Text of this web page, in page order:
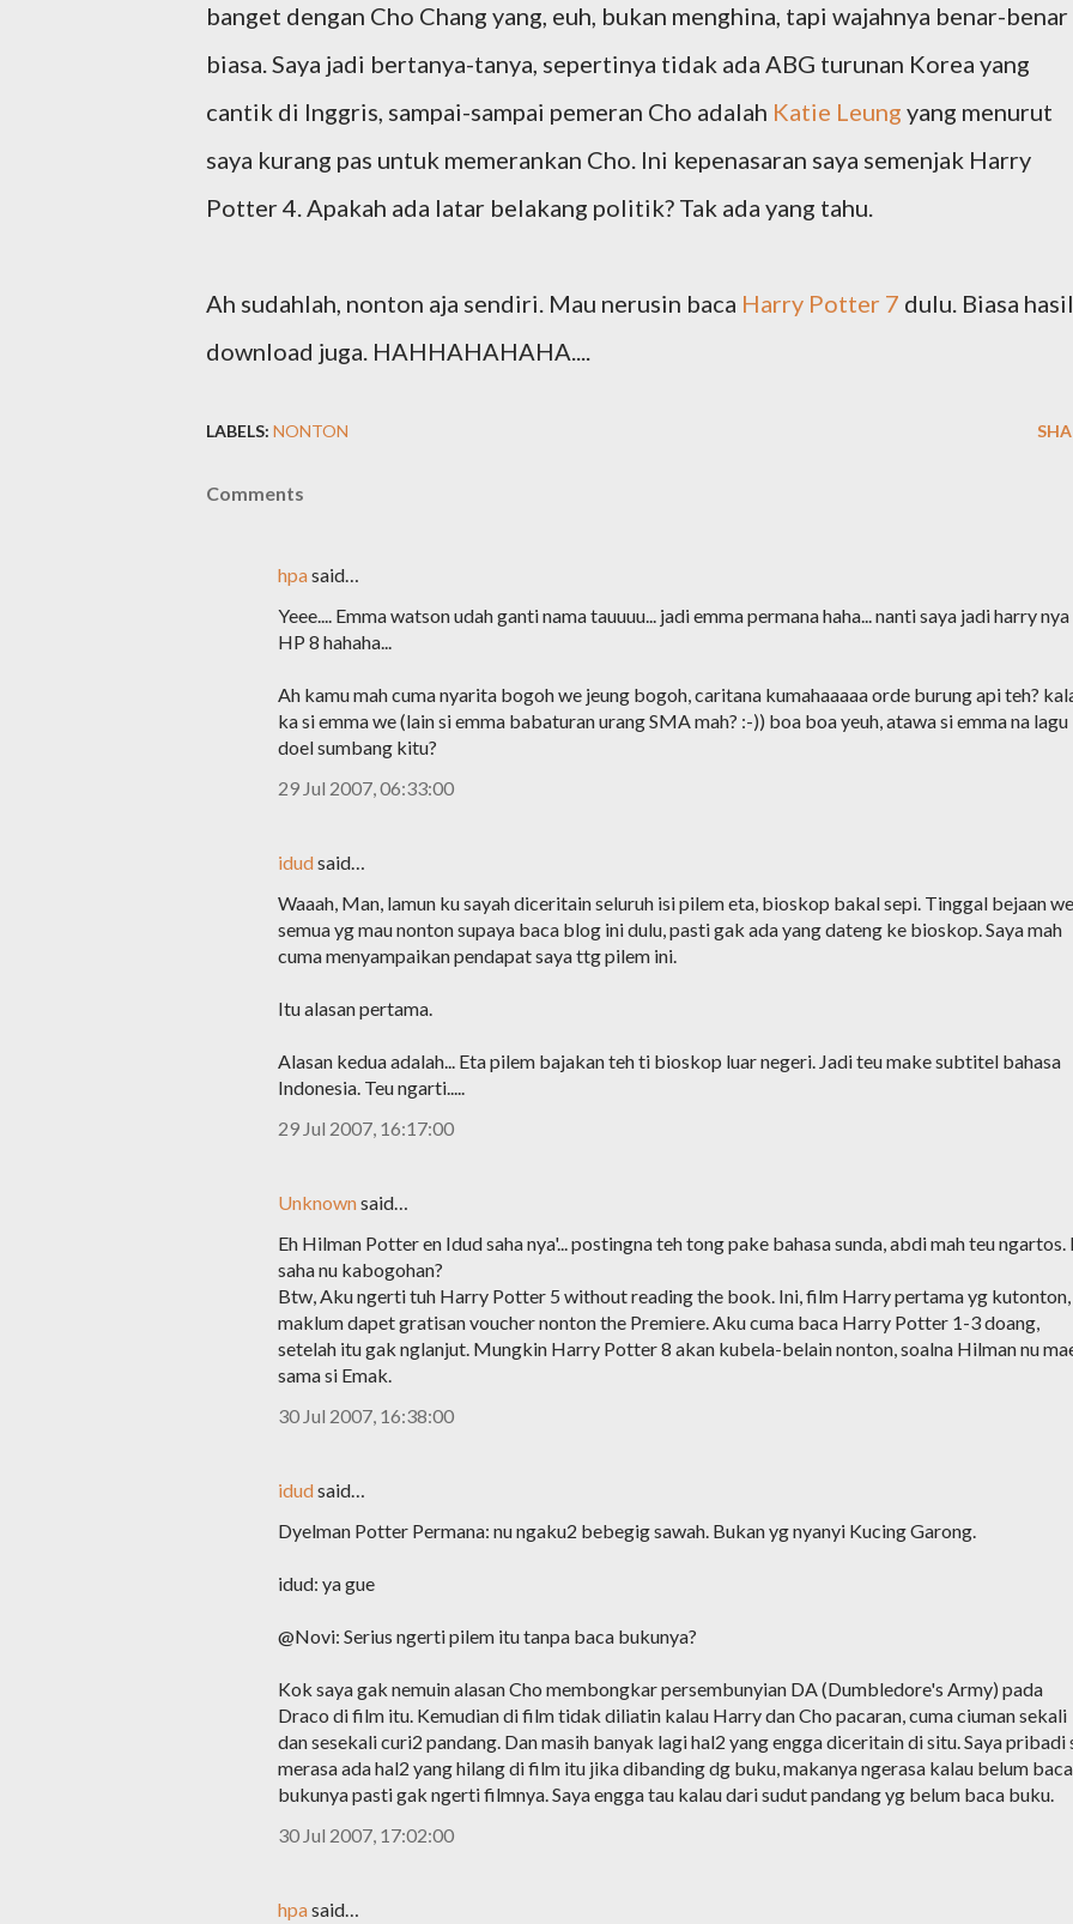
banget dengan Cho Chang yang, euh, bukan menghina, tapi wajahnya benar-benar
biasa. Saya jadi bertanya-tanya, sepertinya tidak ada ABG turunan Korea yang
cantik di Inggris, sampai-sampai pemeran Cho adalah Katie Leung yang menurut
saya kurang pas untuk memerankan Cho. Ini kepenasaran saya semenjak Harry
Potter 4. Apakah ada latar belakang politik? Tak ada yang tahu.
Ah sudahlah, nonton aja sendiri. Mau nerusin baca Harry Potter 7 dulu. Biasa hasil
download juga. HAHHAHAHAHA....
LABELS: NONTON
Comments
hpasaid…
Yeee.... Emma watson udah ganti nama tauuuu... jadi emma permana haha... nanti saya jadi harry
HP 8 hahaha...
Ah kamu mah cuma nyarita bogoh we jeung bogoh, caritana kumahaaaaa orde burung api teh?
ka si emma we (lain si emma babaturan urang SMA mah? :-)) boa boa yeuh, atawa si emma na lagu
doel sumbang kitu?
29 Jul 2007, 06:33:00
idudsaid…
Waaah, Man, lamun ku sayah diceritain seluruh isi pilem eta, bioskop bakal sepi. Tinggal bejaan we
semua yg mau nonton supaya baca blog ini dulu, pasti gak ada yang dateng ke bioskop. Saya mah
cuma menyampaikan pendapat saya ttg pilem ini.
Itu alasan pertama.
Alasan kedua adalah... Eta pilem bajakan teh ti bioskop luar negeri. Jadi teu make subtitel bahasa
Indonesia. Teu ngarti.....
29 Jul 2007, 16:17:00
Unknownsaid…
Eh Hilman Potter en Idud saha nya'... postingna teh tong pake bahasa sunda, abdi mah teu ngartos.
saha nu kabogohan?
Btw, Aku ngerti tuh Harry Potter 5 without reading the book. Ini, film Harry pertama yg kutonton,
maklum dapet gratisan voucher nonton the Premiere. Aku cuma baca Harry Potter 1-3 doang,
setelah itu gak nglanjut. Mungkin Harry Potter 8 akan kubela-belain nonton, soalna Hilman nu
sama si Emak.
30 Jul 2007, 16:38:00
idudsaid…
Dyelman Potter Permana: nu ngaku2 bebegig sawah. Bukan yg nyanyi Kucing Garong.
idud: ya gue
@Novi: Serius ngerti pilem itu tanpa baca bukunya?
Kok saya gak nemuin alasan Cho membongkar persembunyian DA (Dumbledore's Army) pada
Draco di film itu. Kemudian di film tidak diliatin kalau Harry dan Cho pacaran, cuma ciuman sekali
dan sesekali curi2 pandang. Dan masih banyak lagi hal2 yang engga diceritain di situ. Saya pribadi
merasa ada hal2 yang hilang di film itu jika dibanding dg buku, makanya ngerasa kalau belum baca
bukunya pasti gak ngerti filmnya. Saya engga tau kalau dari sudut pandang yg belum baca buku.
30 Jul 2007, 17:02:00
hpasaid…